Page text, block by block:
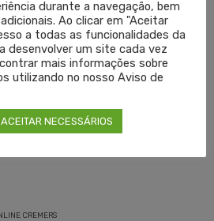
O Cremers vai continuar
repense a decisão pelo bem
afirmou.
Bavaresco
CREMERS
durante a navegação, bem
Ao clicar em "Aceitar
a todas as funcionalidades da
desenvolver um site cada vez
mais informações sobre
utilizando no nosso Aviso de
ACEITAR NECESSÁRIOS